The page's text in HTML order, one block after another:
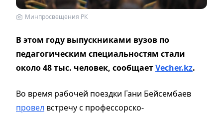
Минпросвещения РК
В этом году выпускниками вузов по
педагогическим специальностям стали
около 48 тыс. человек, сообщаетVecher.kz.
Во время рабочей поездки Гани Бейсембаев
провел встречу с профессорско-